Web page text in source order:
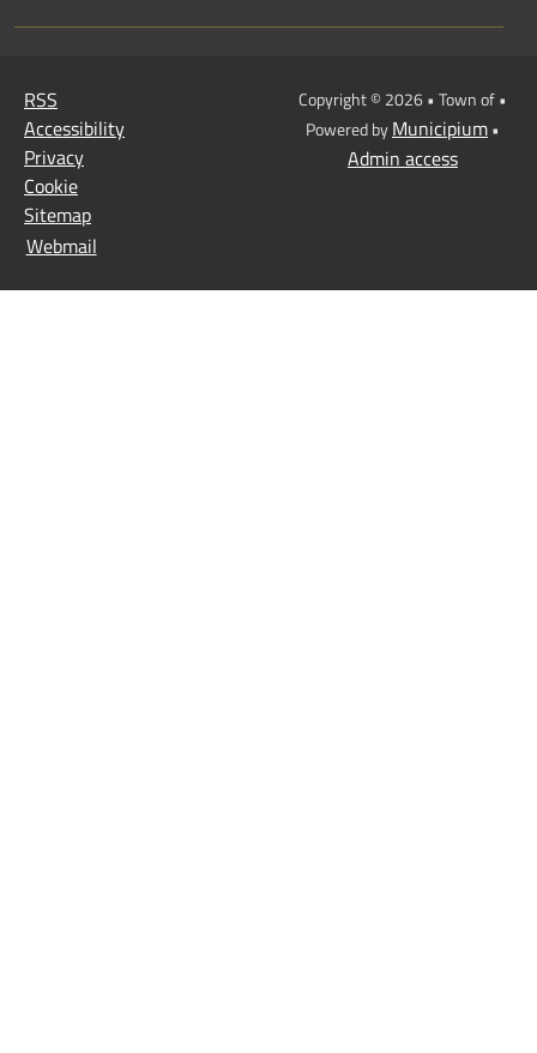
RSS
Accessibility
Privacy
Cookie
Sitemap
Webmail
Copyright © 2026 • Town of •
Powered byMunicipium•
Admin access